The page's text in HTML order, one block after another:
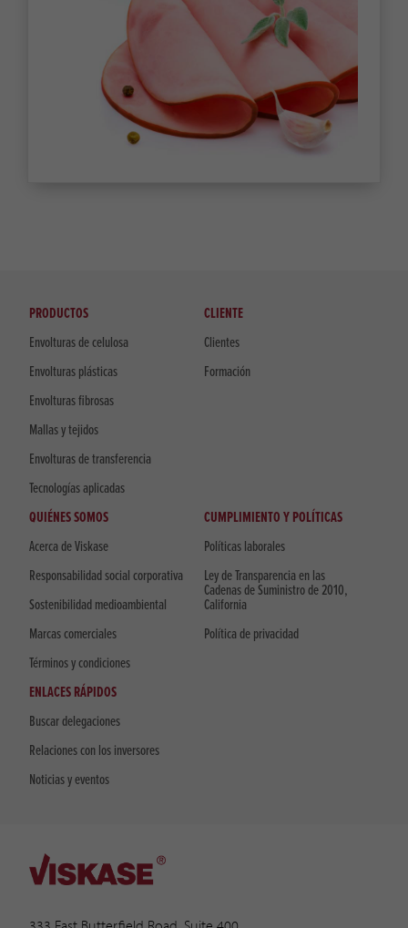
PRODUCTOS
Envolturas de celulosa
Envolturas plásticas
Envolturas fibrosas
Mallas y tejidos
Envolturas de transferencia
Tecnologías aplicadas
CLIENTE
Clientes
Formación
QUIÉNES SOMOS
Acerca de Viskase
Responsabilidad social corporativa
Sostenibilidad medioambiental
Marcas comerciales
Términos y condiciones
CUMPLIMIENTO Y POLÍTICAS
Políticas laborales
Ley de Transparencia en las
Cadenas de Suministro de 2010,
California
Política de privacidad
ENLACES RÁPIDOS
Buscar delegaciones
Relaciones con los inversores
Noticias y eventos